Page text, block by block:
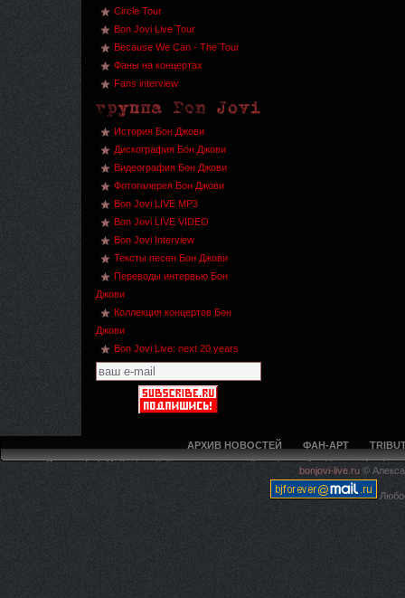
Circle Tour
Bon Jovi Live Tour
Because We Can - The Tour
Фаны на концертах
Fans interview
История Бон Джови
Дискография Бон Джови
Видеография Бон Джови
Фотогалерея Бон Джови
Bon Jovi LIVE MP3
Bon Jovi LIVE VIDEO
Bon Jovi Interview
Тексты песен Бон Джови
Переводы интервью Бон
Джови
Коллекция концертов Бон
Джови
Bon Jovi Live: next 20 years
АРХИВ НОВОСТЕЙ ФАН-АРТ
Deprecated: Methods with the same name as their class will not be
live.ru/
bonjovi-live.ru©